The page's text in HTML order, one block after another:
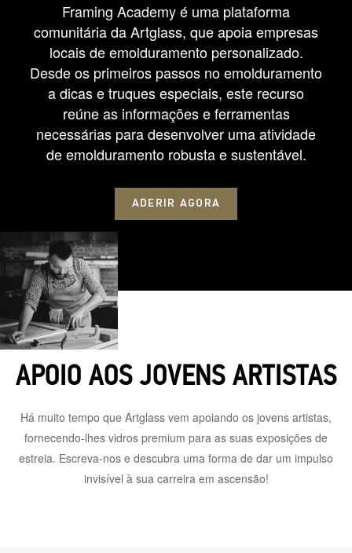
Framing Academy é uma plataforma
comunitária da Artglass, que apoia empresas
locais de emolduramento personalizado.
Desde os primeiros passos no emolduramento
a dicas e truques especiais, este recurso
reúne as informações e ferramentas
necessárias para desenvolver uma atividade
de emolduramento robusta e sustentável.
ADERIR AGORA
APOIO AOS JOVENS ARTISTAS
Há muito tempo que Artglass vem apoiando os jovens artistas,
fornecendo-lhes vidros premium para as suas exposições de
estreia. Escreva-nos e descubra uma forma de dar um impulso
invisível à sua carreira em ascensão!